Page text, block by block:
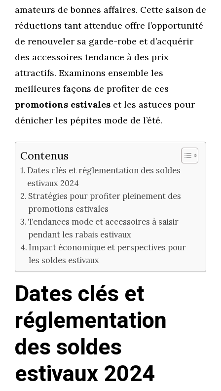
amateurs de bonnes affaires. Cette saison de
réductions tant attendue offre l’opportunité
de renouveler sa garde-robe et d’acquérir
des accessoires tendance à des prix
attractifs. Examinons ensemble les
meilleures façons de profiter de ces
promotions estivales et les astuces pour
dénicher les pépites mode de l’été.
Contenus
Dates clés et réglementation des soldes
estivaux 2024
Stratégies pour profiter pleinement des
promotions estivales
Tendances mode et accessoires à saisir
pendant les rabais estivaux
Impact économique et perspectives pour
les soldes estivaux
Dates clés et
réglementation
des soldes
estivaux 2024